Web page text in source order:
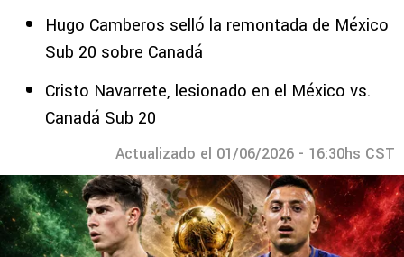
Hugo Camberos selló la remontada de México
Sub 20 sobre Canadá
Cristo Navarrete, lesionado en el México vs.
Canadá Sub 20
Actualizado el 01/06/2026 - 16:30hs CST